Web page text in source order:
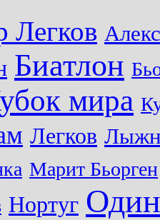
Легков
Биатлон
мира
Легков
Марит Бьорген
Нортуг